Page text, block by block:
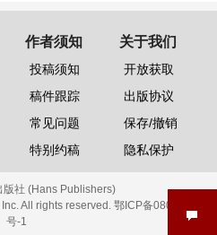
作者须知
投稿须知
稿件跟踪
常见问题
特别约稿
关于我们
开放获取
出版协议
保存/撤销
隐私保护
版社 (Hans Publishers)
All rights reserved. 鄂ICP备08006613
号-1